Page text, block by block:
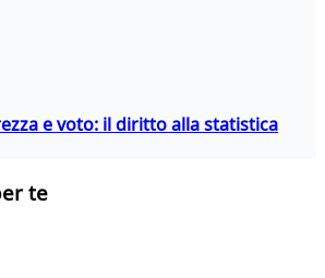
e voto: il diritto alla statistica
te